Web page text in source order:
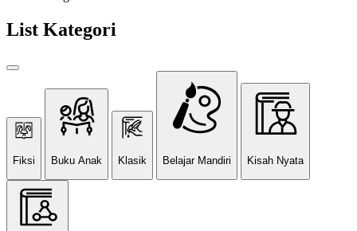
List Kategori
Fiksi Buku Anak Klasik Belajar Mandiri Kisah Nyata